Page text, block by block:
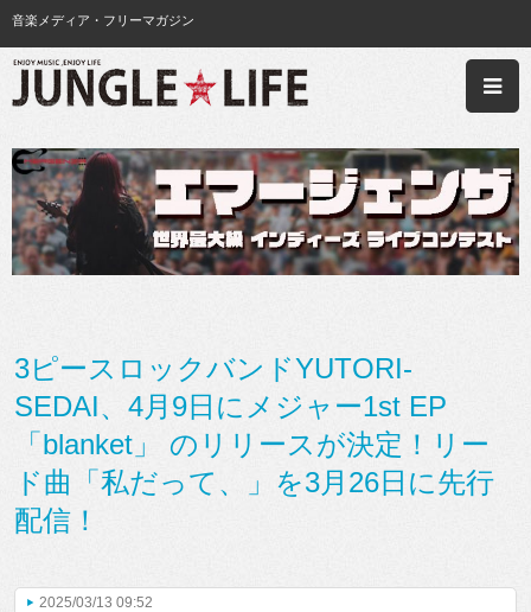
音楽メディア・フリーマガジン
3ピースロックバンドYUTORI-
SEDAI、4月9日にメジャー1st EP
「blanket」 のリリースが決定！リー
ド曲「私だって、」を3月26日に先行
配信！
2025/03/13 09:52